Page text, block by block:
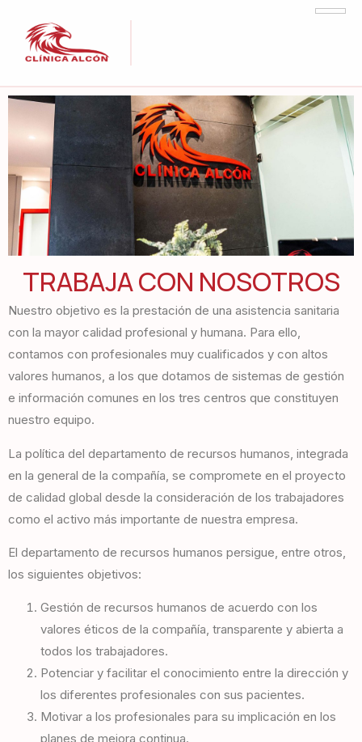
TRABAJA CON NOSOTROS
Nuestro objetivo es la prestación de una asistencia sanitaria
con la mayor calidad profesional y humana. Para ello,
contamos con profesionales muy cualificados y con altos
valores humanos, a los que dotamos de sistemas de gestión
e información comunes en los tres centros que constituyen
nuestro equipo.
La política del departamento de recursos humanos, integrada
en la general de la compañía, se compromete en el proyecto
de calidad global desde la consideración de los trabajadores
como el activo más importante de nuestra empresa.
El departamento de recursos humanos persigue, entre otros,
los siguientes objetivos:
Gestión de recursos humanos de acuerdo con los
valores éticos de la compañía, transparente y abierta a
todos los trabajadores.
Potenciar y facilitar el conocimiento entre la dirección y
los diferentes profesionales con sus pacientes.
Motivar a los profesionales para su implicación en los
planes de mejora continua.